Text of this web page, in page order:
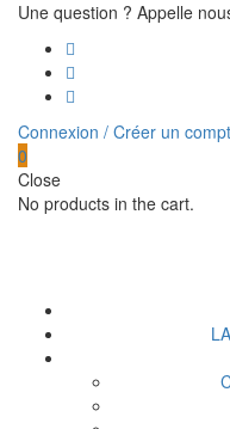
Une question ? Appelle
Connexion / Créer un
0
Close
No products in the cart.